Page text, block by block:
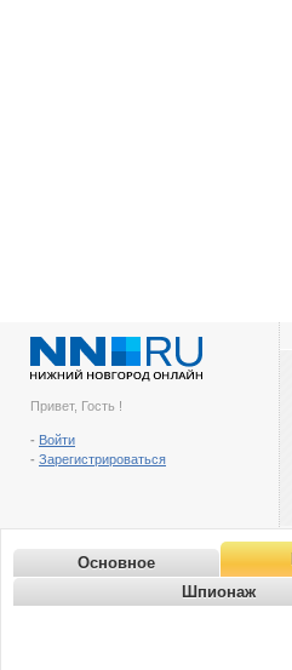
Привет, Гость !
- Войти
- Зарегистрироваться
Основное
Шпионаж